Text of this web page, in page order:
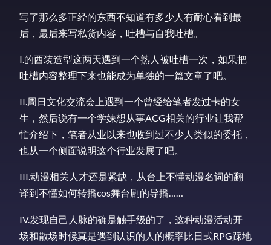
写了那么多正经的东西不知道有多少人有耐心看到最
后，最后来写私货内容，吐槽与自我吐槽。
I.的西装造型这两天遇到一个熟人被吐槽一次，如果把
吐槽内容整理下来也能成为单独的一篇文章了吧。
II.周日文化交流会上遇到一个曾经给笔者发过卡的女
生，然后说有一个学妹想从事ACG相关的行业让我帮
忙介绍下，笔者从业以来也收到过不少人类似的委托，
也从一个侧面说明这个行业发展了吧。
III.动漫相关人才还是紧缺，从台上不懂动漫名词的翻
译到不懂如何转播cos舞台剧的导播……
IV.发现自己人脉的确是触手级的了，这种动漫活动开
场和散场时候真是遇到认识的人的概率比日式RPG踩地